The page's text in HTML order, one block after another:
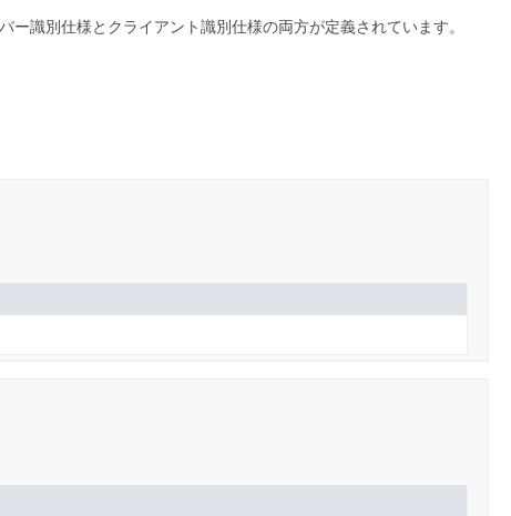
識別仕様とクライアント識別仕様の両方が定義されています。